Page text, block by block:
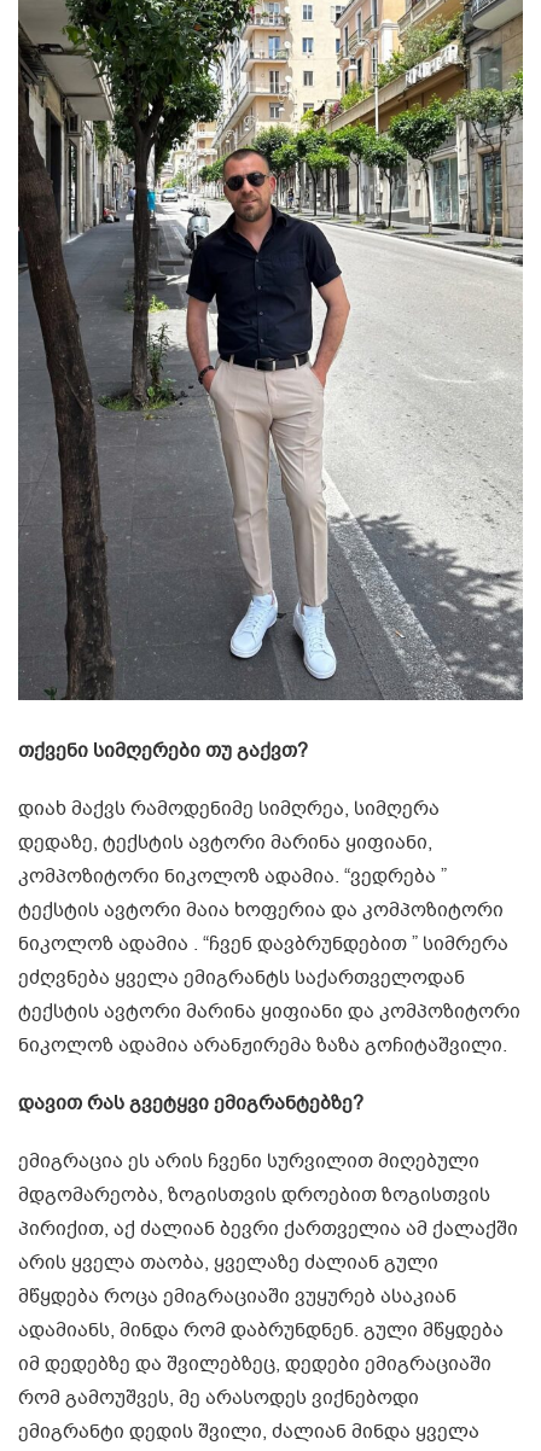
თქვენი სიმღერები თუ გაქვთ?
დიახ მაქვს რამოდენიმე სიმღრეა, სიმღერა
დედაზე, ტექსტის ავტორი მარინა ყიფიანი,
კომპოზიტორი ნიკოლოზ ადამია. “ვედრება ”
ტექსტის ავტორი მაია ხოფერია და კომპოზიტორი
ნიკოლოზ ადამია . “ჩვენ დავბრუნდებით ” სიმრერა
ეძღვნება ყველა ემიგრანტს საქართველოდან
ტექსტის ავტორი მარინა ყიფიანი და კომპოზიტორი
ნიკოლოზ ადამია არანჟირემა ზაზა გოჩიტაშვილი.
დავით რას გვეტყვი ემიგრანტებზე?
ემიგრაცია ეს არის ჩვენი სურვილით მიღებული
მდგომარეობა, ზოგისთვის დროებით ზოგისთვის
პირიქით, აქ ძალიან ბევრი ქართველია ამ ქალაქში
არის ყველა თაობა, ყველაზე ძალიან გული
მწყდება როცა ემიგრაციაში ვუყურებ ასაკიან
ადამიანს, მინდა რომ დაბრუნდნენ. გული მწყდება
იმ დედებზე და შვილებზეც, დედები ემიგრაციაში
რომ გამოუშვეს, მე არასოდეს ვიქნებოდი
ემიგრანტი დედის შვილი, ძალიან მინდა ყველა